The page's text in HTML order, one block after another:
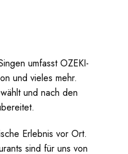
umfasst OZEKI-
und vieles mehr.
und nach den
Erlebnis vor Ort.
sind für uns von